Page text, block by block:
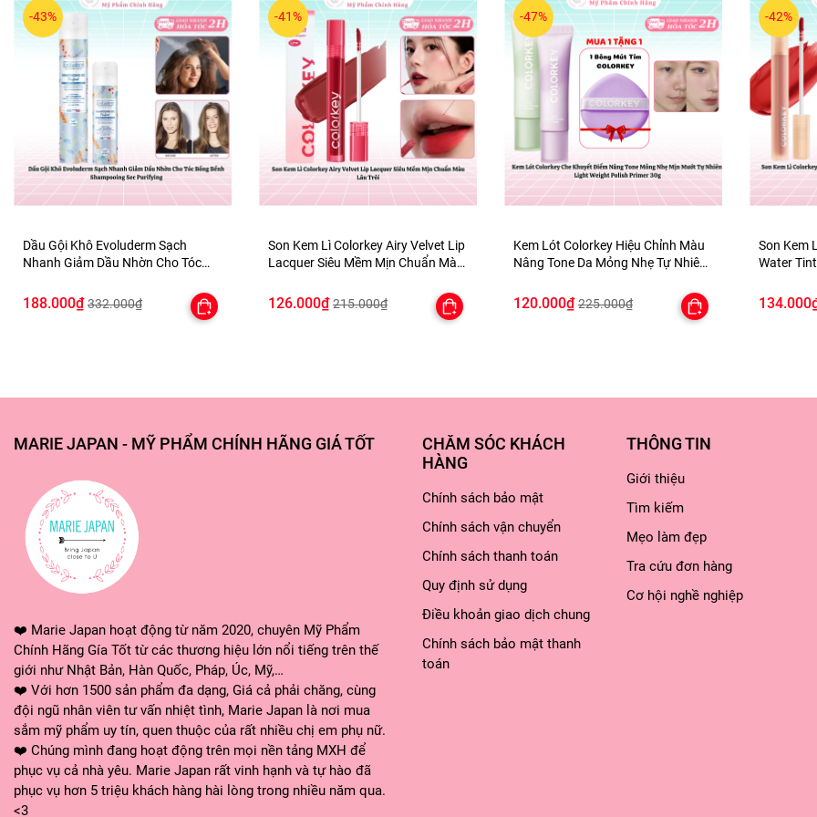
-43%
Dầu Gội Khô Evoluderm Sạch
Nhanh Giảm Dầu Nhờn Cho Tóc
Purifying
188.000₫ 332.000₫
-41%
Son Kem Lì Colorkey Airy Velvet Lip
Lacquer Siêu Mềm Mịn Chuẩn Màu
126.000₫ 215.000₫
-47%
Kem Lót Colorkey Hiệu Chỉnh Màu
Nâng Tone Da Mỏng Nhẹ Tự Nhiên
TẶNG 1 BÔNG MÚT TÍM
120.000₫ 225.000₫
-42%
Son Kem
Water
MARIE JAPAN - MỸ PHẨM CHÍNH HÃNG GIÁ TỐT
❤️ Marie Japan hoạt động từ năm 2020, chuyên Mỹ Phẩm
Chính Hãng Gía Tốt từ các thương hiệu lớn nổi tiếng trên thế
giới như Nhật Bản, Hàn Quốc, Pháp, Úc, Mỹ,…
❤️ Với hơn 1500 sản phẩm đa dạng, Giá cả phải chăng, cùng
đội ngũ nhân viên tư vấn nhiệt tình, Marie Japan là nơi mua
sắm mỹ phẩm uy tín, quen thuộc của rất nhiều chị em phụ nữ.
❤️ Chúng mình đang hoạt động trên mọi nền tảng MXH để
phục vụ cả nhà yêu. Marie Japan rất vinh hạnh và tự hào đã
phục vụ hơn 5 triệu khách hàng hài lòng trong nhiều năm qua.
<3
CHĂM SÓC KHÁCH
HÀNG
Chính sách bảo mật
Chính sách vận chuyển
Chính sách thanh toán
Quy định sử dụng
Điều khoản giao dịch chung
Chính sách bảo mật thanh
toán
THÔNG TIN
Giới thiệu
Tìm kiếm
Mẹo làm đẹp
Tra cứu đơn hàng
Cơ hội nghề nghiệp